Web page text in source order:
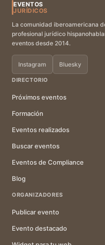
EVENTOS
JURÍDICOS
La comunidad iberoamericana
profesional jurídico
eventos desde 2014.
Instagram Bluesky
DIRECTORIO
Próximos eventos
Formación
Eventos realizados
Buscar eventos
Eventos de Compliance
Blog
ORGANIZADORES
Publicar evento
Evento destacado